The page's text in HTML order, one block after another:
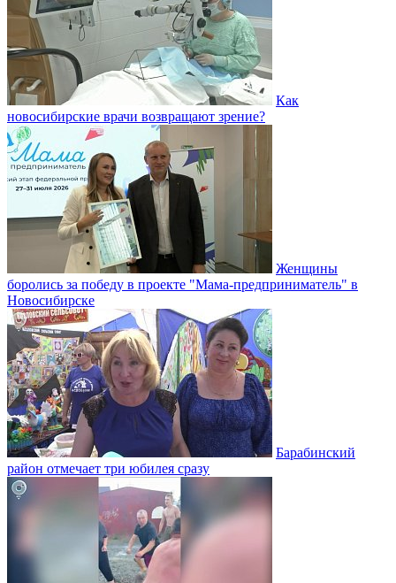
Как
новосибирские врачи возвращают зрение?
Женщины
боролись за победу в проекте "Мама-предприниматель" в
Новосибирске
Барабинский
район отмечает три юбилея сразу